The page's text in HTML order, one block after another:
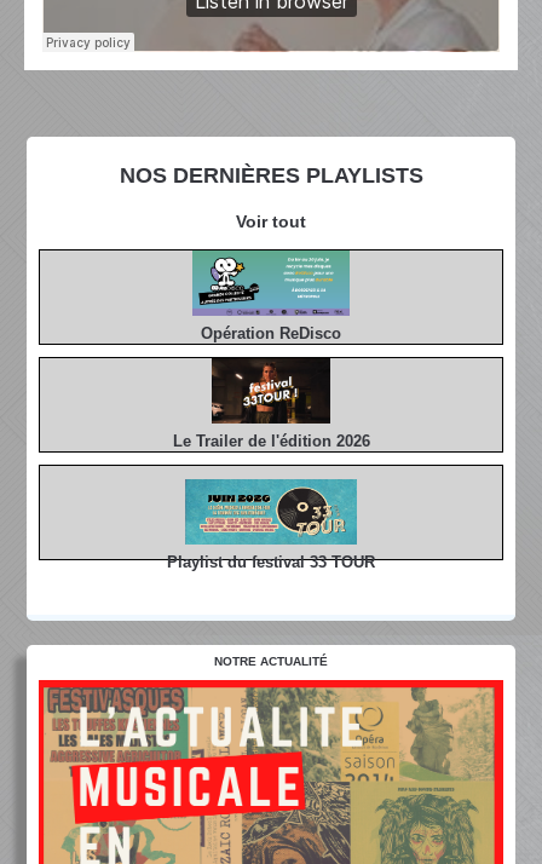
NOS DERNIÈRES PLAYLISTS
Voir tout
Opération ReDisco
Le Trailer de l'édition 2026
Playlist du festival 33 TOUR
NOTRE ACTUALITÉ